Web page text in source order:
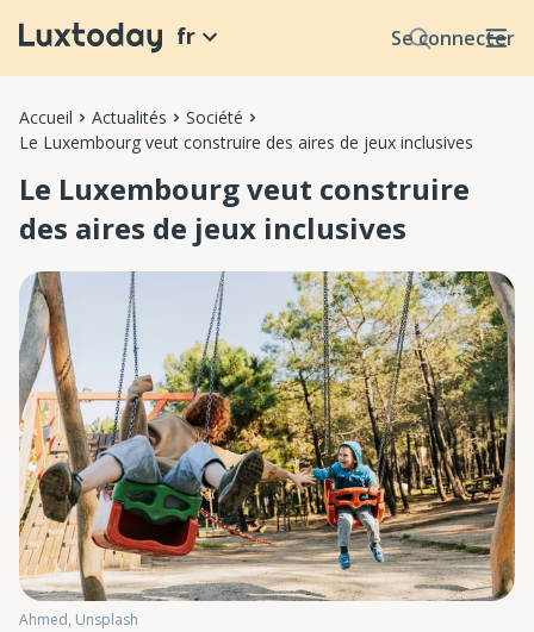
Se connecter
fr
Accueil Actualités
Société
Le Luxembourg veut construire des aires de jeux inclusives
Le Luxembourg veut construire
des aires de jeux inclusives
Ahmed, Unsplash